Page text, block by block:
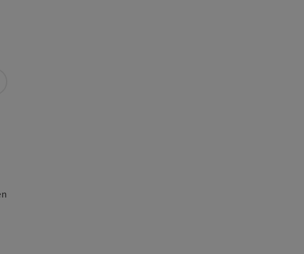
Maps öffnen
Maps öffnen